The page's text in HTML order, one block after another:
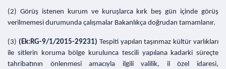
(2) Görüş istenen kurum ve kuruşlarca kırk beş gün içinde görüş
verilmemesi durumunda çalışmalar Bakanlıkça doğrudan tamamlanır.
(3) (Ek:RG-9/1/2015-29231) Tespiti yapılan taşınmaz kültür varlıkları
ile sitlerin koruma bölge kurulunca tescili yapılana kadarki süreçte
tahribatının önlenmesi amacıyla ilgili valilik, il özel idaresi,